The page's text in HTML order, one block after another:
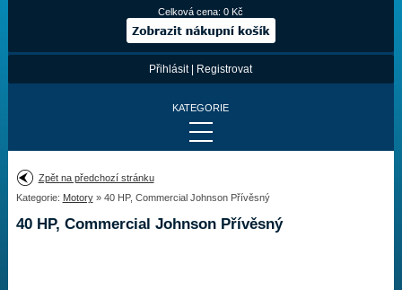
Celková cena:0 Kč
Přihlásit| Registrovat
KATEGORIE
Provedení:
Výrobce:
Zpět na předchozí stránku
Kategorie: Motory» 40 HP, Commercial Johnson Přívěsný
40 HP, Commercial Johnson Přívěsný